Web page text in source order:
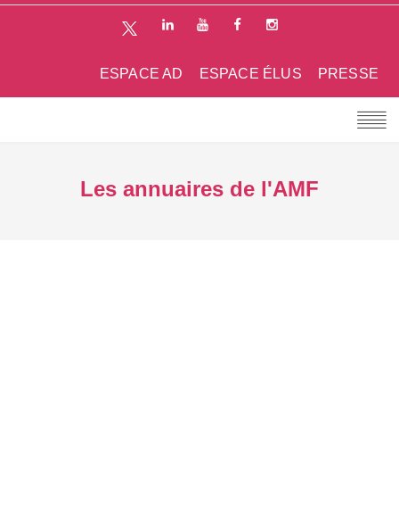
PRESSE
ESPACE ÉLUS
ESPACE AD
Les annuaires de l'AMF